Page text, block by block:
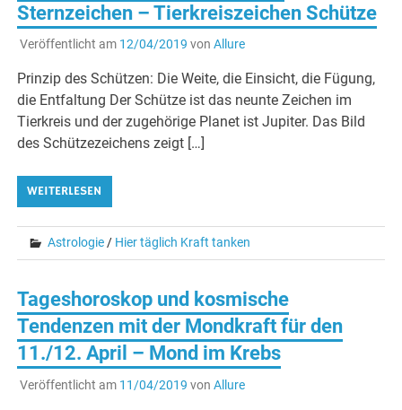
Sternzeichen – Tierkreiszeichen Schütze
Veröffentlicht am 12/04/2019 von Allure
Prinzip des Schützen: Die Weite, die Einsicht, die Fügung,
die Entfaltung Der Schütze ist das neunte Zeichen im
Tierkreis und der zugehörige Planet ist Jupiter. Das Bild
des Schützezeichens zeigt […]
WEITERLESEN
Astrologie/ Hier täglich Kraft tanken
Tageshoroskop und kosmische
Tendenzen mit der Mondkraft für den
11./12. April – Mond im Krebs
Veröffentlicht am 11/04/2019 von Allure